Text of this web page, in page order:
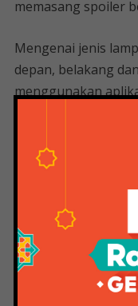
memasang spoiler
Mengenai jenis
depan, belakang
menggunakan
Kemiripan lain
adalah
di dashboard
Ini termasuk
untuk memantau
sepeda ini tidak